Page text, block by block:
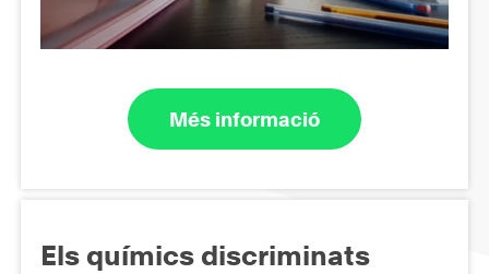
Més informació
Els químics discriminats